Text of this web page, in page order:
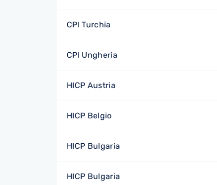
CPI Turchia
CPI Ungheria
HICP Austria
HICP Belgio
HICP Bulgaria
HICP Bulgaria